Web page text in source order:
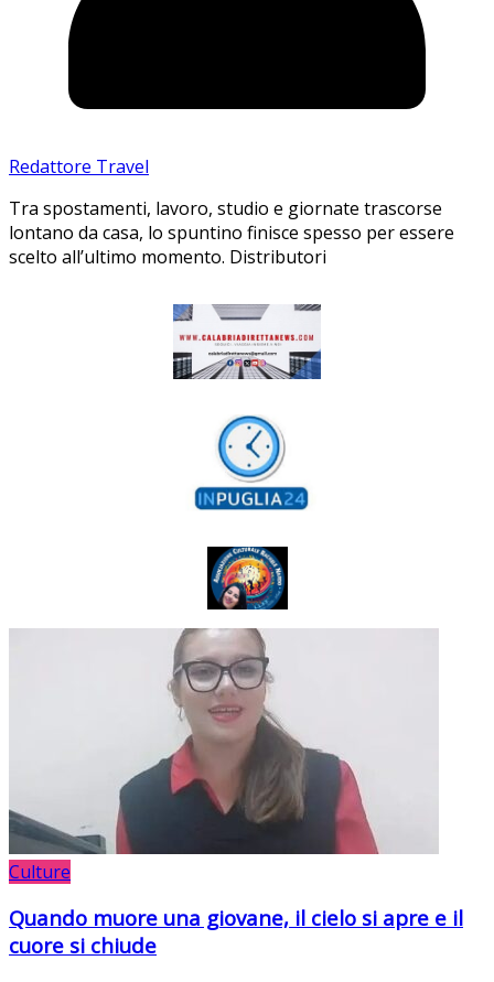
Redattore Travel
Tra spostamenti, lavoro, studio e giornate trascorse
lontano da casa, lo spuntino finisce spesso per essere
scelto all’ultimo momento. Distributori
Culture
Quando muore una giovane, il cielo si apre e il
cuore si chiude